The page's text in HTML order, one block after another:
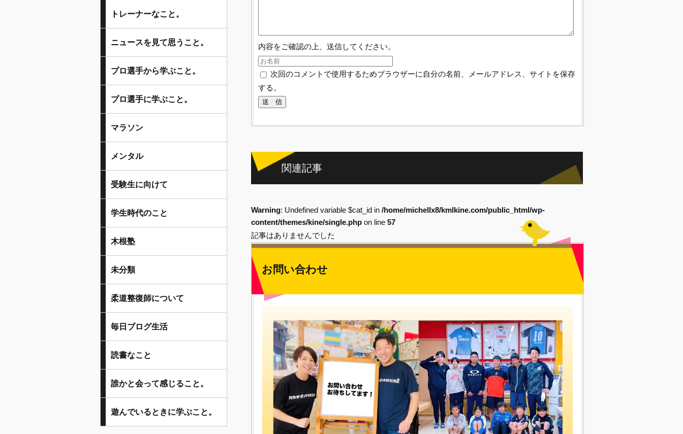
内容をご確認の上、送信してください。
次回のコメントで使用するためブラウザーに自分の名前、メールアドレス、サイトを保存
する。
関連記事
Warning: Undefined variable $cat_id in /home/michellx8/kmlkine.com/public_html/wp-
content/themes/kine/single.php on line 57
記事はありませんでした
お問い合わせ
トレーナーなこと。
ニュースを見て思うこと。
プロ選手から学ぶこと。
プロ選手に学ぶこと。
マラソン
メンタル
受験生に向けて
学生時代のこと
木根塾
未分類
柔道整復師について
毎日ブログ生活
読書なこと
誰かと会って感じること。
遊んでいるときに学ぶこと。